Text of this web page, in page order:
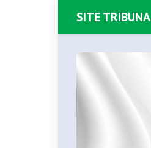
SITE TRIBUNA